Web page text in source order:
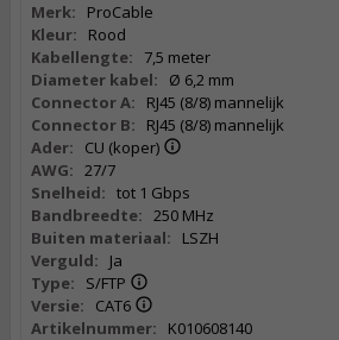
Merk:
ProCable
Kleur:
Rood
Kabellengte:
7,5 meter
Diameter kabel:
Ø 6,2 mm
Connector A:
RJ45 (8/8) mannelijk
Connector B:
RJ45 (8/8) mannelijk
Ader:
CU (koper)
AWG: 27/7
Snelheid: tot 1 Gbps
Bandbreedte: 250 MHz
Buiten materiaal:
LSZH
Verguld:
Ja
Type:
S/FTP
Versie:
CAT6
Artikelnummer:
K010608140